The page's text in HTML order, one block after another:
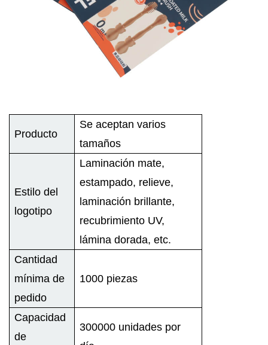
Producto
Se aceptan varios
tamaños
Estilo del
logotipo
Laminación mate,
estampado, relieve,
laminación brillante,
recubrimiento UV,
lámina dorada, etc.
Cantidad
mínima de
pedido
1000 piezas
Capacidad
de
300000 unidades por